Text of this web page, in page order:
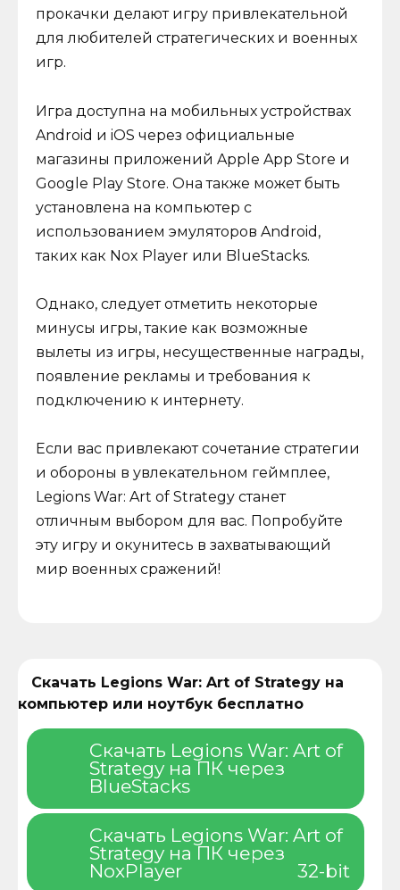
прокачки делают игру привлекательной
для любителей стратегических и военных
игр.
Игра доступна на мобильных устройствах
Android и iOS через официальные
магазины приложений Apple App Store и
Google Play Store. Она также может быть
установлена на компьютер с
использованием эмуляторов Android,
таких как Nox Player или BlueStacks.
Однако, следует отметить некоторые
минусы игры, такие как возможные
вылеты из игры, несущественные награды,
появление рекламы и требования к
подключению к интернету.
Если вас привлекают сочетание стратегии
и обороны в увлекательном геймплее,
Legions War: Art of Strategy станет
отличным выбором для вас. Попробуйте
эту игру и окунитесь в захватывающий
мир военных сражений!
Скачать Legions War: Art of Strategy на
компьютер или ноутбук бесплатно
Скачать Legions War: Art of
Strategy на ПК через
BlueStacks
Скачать Legions War: Art of
Strategy на ПК через
NoxPlayer
32-bit